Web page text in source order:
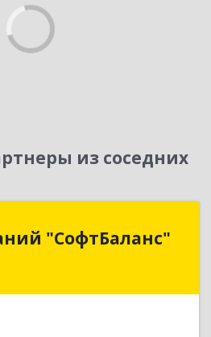
из соседних
"СофтБаланс"
"СофтБаланс"
г, Заневский пр-кт,